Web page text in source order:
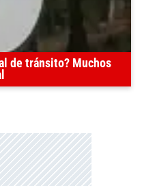
de tránsito? Muchos